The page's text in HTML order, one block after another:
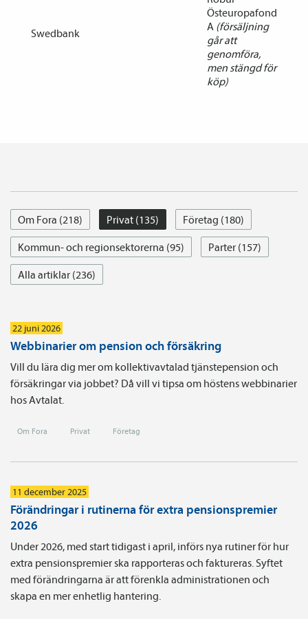
Swedbank
Östeuropafond
A (försäljning
går att
genomföra,
men stängd för
köp)
Om Fora (218) Privat (135)
Företag (180)
Kommun- och regionsektorerna (95)
Parter (157)
Alla artiklar (236)
22 juni 2026
Webbinarier om pension och försäkring
Vill du lära dig mer om kollektivavtalad tjänstepension och
försäkringar via jobbet? Då vill vi tipsa om höstens webbinarier
hos Avtalat.
Om Fora Privat Företag
11 december 2025
Förändringar i rutinerna för extra pensionspremier
2026
Under 2026, med start tidigast i april, införs nya rutiner för hur
extra pensionspremier ska rapporteras och faktureras. Syftet
med förändringarna är att förenkla administrationen och
skapa en mer enhetlig hantering.